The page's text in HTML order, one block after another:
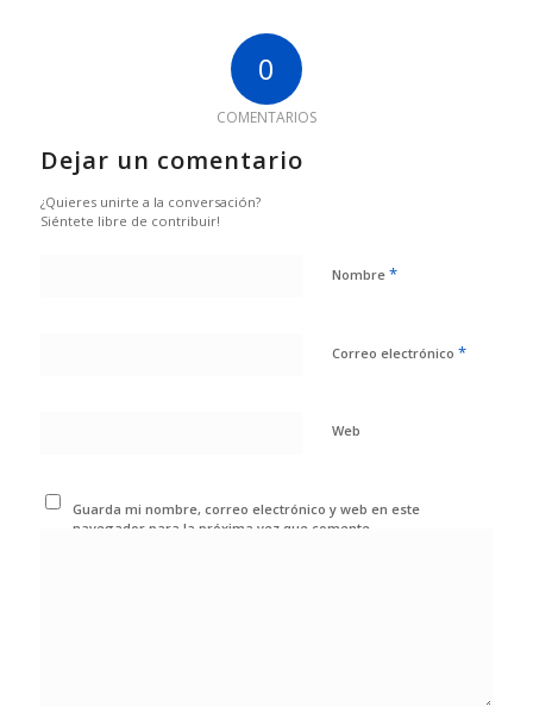
0
COMENTARIOS
Dejar un comentario
¿Quieres unirte a la conversación?
Siéntete libre de contribuir!
Nombre *
Correo electrónico *
Web
Guarda mi nombre, correo electrónico y web en este
navegador para la próxima vez que comente.